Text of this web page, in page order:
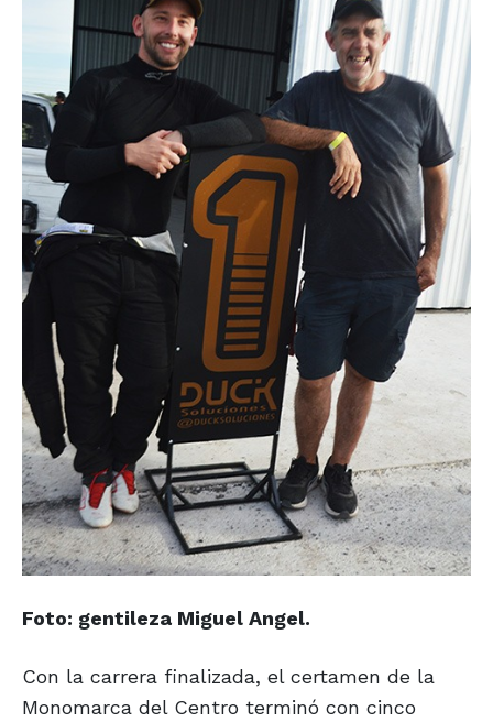
Foto: gentileza Miguel Angel.
Con la carrera finalizada, el certamen de la
Monomarca del Centro terminó con cinco